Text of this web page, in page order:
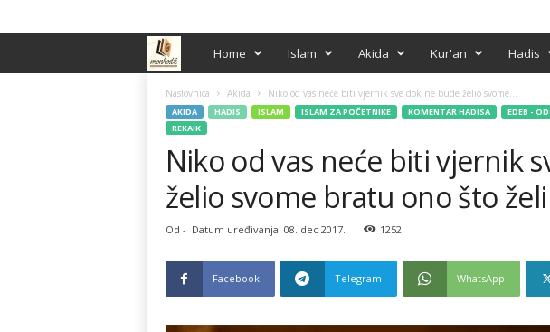
e
n
h
e
d
Home Islam Akida Kur'an Hadis
Naslovnica Akida Niko od vas neće biti vjernik sve dok ne bude želio svome...
AKIDA HADIS ISLAM ISLAM ZA POČETNIKE KOMENTAR HADISA EDEB -
REKAIK
Niko od vas neće biti vjernik
želio svome bratu ono što
Od - Datum uređivanja: 08. dec 2017. 1252
Facebook Telegram WhatsApp